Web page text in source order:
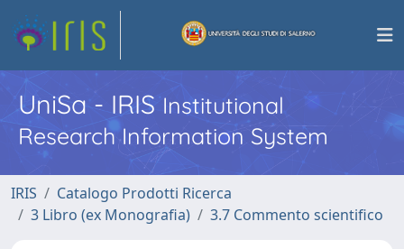
UniSa - IRISInstitutional
Research Information System
IRIS
Catalogo Prodotti Ricerca
3 Libro (ex Monografia)
3.7 Commento scientifico